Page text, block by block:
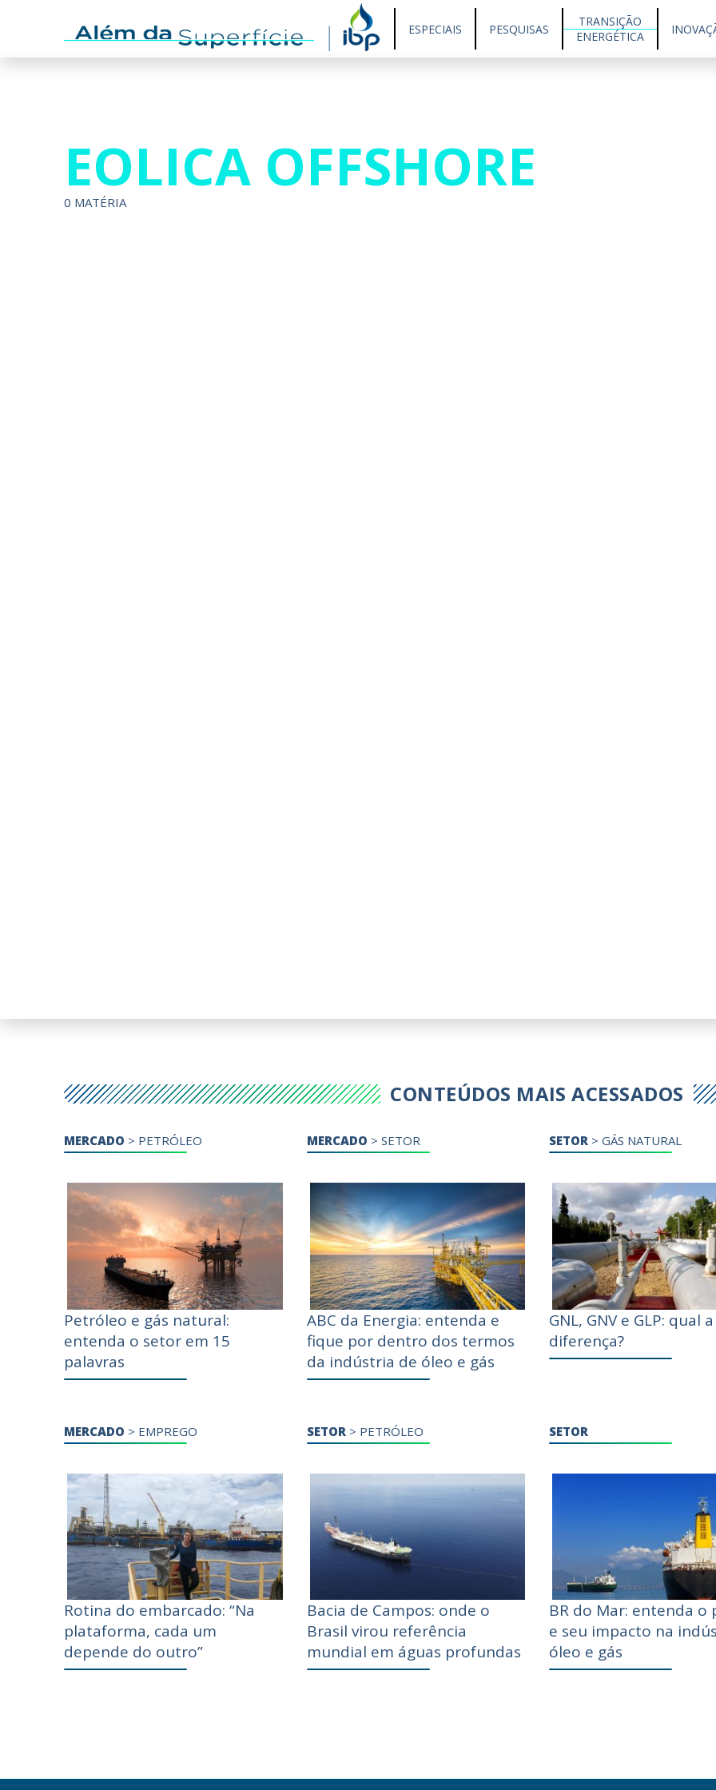
ESPECIAIS PESQUISAS
TRANSIÇÃO
ENERGÉTICA
EOLICA OFFSHORE
0 MATÉRIA
CONTEÚDOS MAIS ACESSADOS
MERCADO > PETRÓLEO
Petróleo e gás natural:
entenda o setor em 15
palavras
MERCADO > SETOR
ABC da Energia: entenda e
fique por dentro dos termos
da indústria de óleo e gás
SETOR > GÁS NATURAL
GNL, GNV e GLP: qual a
diferença?
MERCADO > EMPREGO
Rotina do embarcado: “Na
plataforma, cada um
depende do outro”
SETOR> PETRÓLEO
Bacia de Campos: onde o
Brasil virou referência
mundial em águas profundas
SETOR
BR do Mar: entenda o
e seu impacto na
óleo e gás